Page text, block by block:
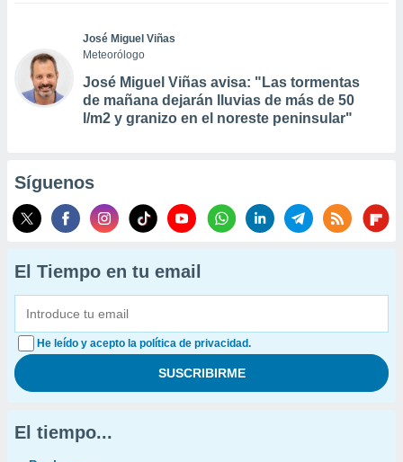
José Miguel Viñas
Meteorólogo
José Miguel Viñas avisa: "Las tormentas
de mañana dejarán lluvias de más de 50
l/m2 y granizo en el noreste peninsular"
Síguenos
El Tiempo en tu email
He leído y acepto la política de privacidad.
El tiempo...